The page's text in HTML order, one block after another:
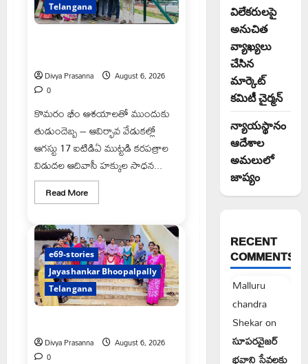
Telangana
Divya Prasanna
August 6, 2026
0
కొమరం భీం ఆశయాలతో ముందుకు
తుడుందెబ్బ – ఆవిర్భావ వేడుకల్లో
ఆగస్టు 17 ఐటిడిఏ ముట్టడి కరపత్రాల
విడుదల ఆదివాసీ హక్కుల సాధన...
Read MoreRead
more
చలో
ఐటీడీఏ
ఏటూరునాగారం
ముట్టడికి
శంఖారావం
e69-stories
Jayashankar Bhoopalpally
Telangana
Divya Prasanna
August 6, 2026
0
విలేకరులపై
అనుచిత
వ్యాఖ్యలు
చేసిన
మార్కెట్
కమిటీ చైర్మన్‌
న్యాయస్థానం
ఆదేశాల
అమలులో
జాప్యం
RECENT
COMMENTS
Malluru
chandra
Shekaron
సూపరవైజర్
భవాని సేవలకు